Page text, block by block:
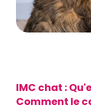
IMC chat :
Comment le